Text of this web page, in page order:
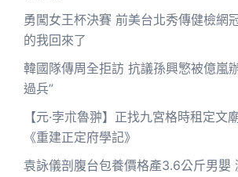
勇闖女王杯決賽 前美台北秀傳健檢網
的我回來了
韓國隊傳周全拒訪 抗議孫興慜被億嵐
過兵”
【元·孛朮魯翀】正找九宮格時租定文
《重建正定府學記》
袁詠儀剖腹台包養價格產3.6公斤男嬰